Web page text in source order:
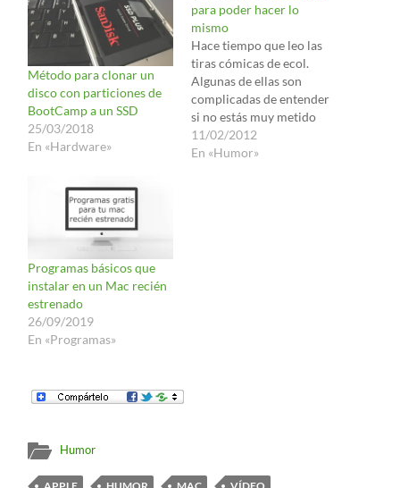
Método para clonar un
disco con particiones de
BootCamp a un SSD
25/03/2018
En «Hardware»
para poder hacer lo
mismo
Hace tiempo que leo las
tiras cómicas de ecol.
Algunas de ellas son
complicadas de entender
si no estás muy metido
con el tema de la
informática, pero es que
11/02/2012
En «Humor»
Programas básicos que
instalar en un Mac recién
estrenado
26/09/2019
En «Programas»
Humor